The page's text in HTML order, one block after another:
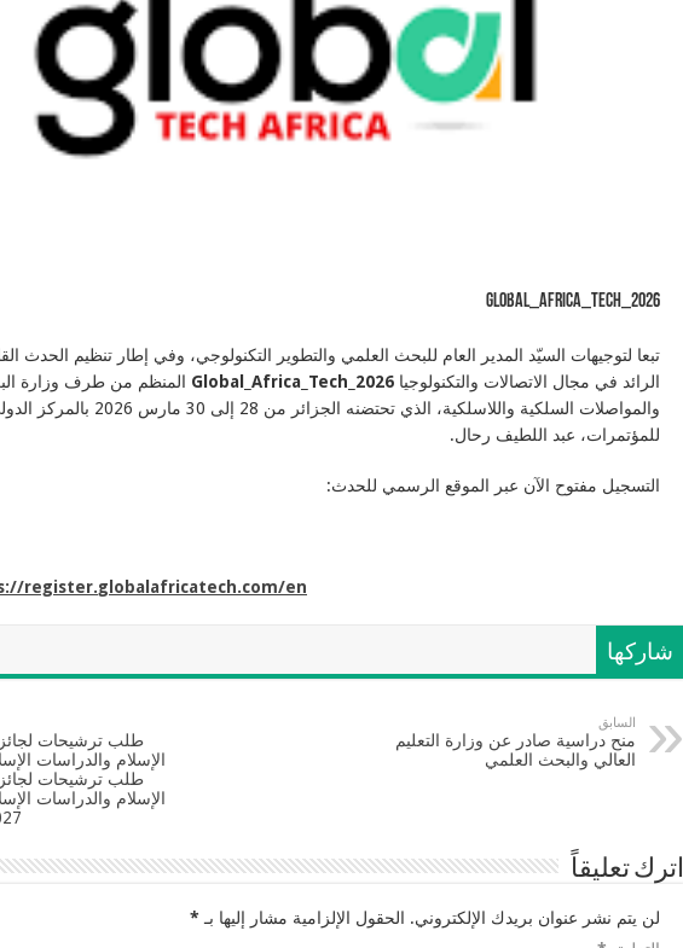
Global_Africa_Tech_2026
تبعا لتوجيهات السيّد المدير العام للبحث العلمي والتطوير التكنولوجي، وفي إطار تنظيم الحدث
الرائد في مجال الاتصالات والتكنولوجيا Global_Africa_Tech_2026 المنظم من طرف وزارة
والمواصلات السلكية واللاسلكية، الذي تحتضنه الجزائر من 28 إلى 30 مارس 2026
للمؤتمرات، عبد اللطيف رحال.
التسجيل مفتوح الآن عبر الموقع الرسمي للحدث:
register.globalafricatech.com/en
شاركها
السابق
منح دراسية صادر عن وزارة التعليم
العالي والبحث العلمي
طلب ترشيحات
الإسلام والدراسات
طلب ترشيحات
الإسلام والدراسات
اترك تعليقاً
لن يتم نشر عنوان بريدك الإلكتروني. الحقول الإلزامية مشار إليها بـ *